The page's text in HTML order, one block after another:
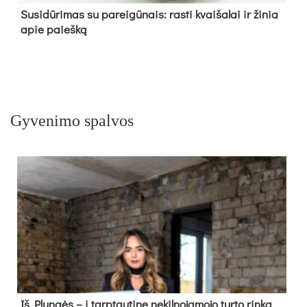
Su­si­dū­ri­mas su pa­rei­gū­nais: ras­ti kvai­ša­lai ir ži­nia
apie paieš­ką
Gyvenimo spalvos